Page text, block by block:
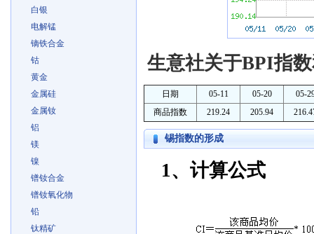
白银
电解锰
镝铁合金
钴
黄金
金属硅
金属钕
铝
镁
镍
镨钕合金
镨钕氧化物
铅
钛精矿
生意社关于BPI指
日期 05-11 05-20
05-
商品指数
219.24 205.94
锡指数的形成
1、计算公式